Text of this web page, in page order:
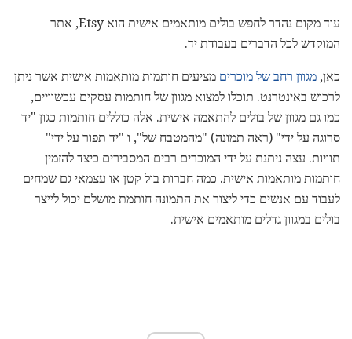
עוד מקום נהדר לחפש בולים מותאמים אישית הוא Etsy, אתר
המוקדש לכל הדברים בעבודת יד.
כאן, מגוון רחב של מוכרים מציעים חותמות מותאמות אישית אשר ניתן
לרכוש באינטרנט. תוכלו למצוא מגוון של חותמות עסקים עכשוויים,
כמו גם מגוון של בולים להתאמה אישית. אלה כוללים חותמות כגון "יד
סרוגה על ידי" (ראה תמונה) "מהמטבח של", ו "יד תפור על ידי"
תוויות. עצה ניתנת על ידי המוכרים רבים המסבירים כיצד להזמין
חותמות מותאמות אישית. כמה חברות בול קטן או עצמאי גם שמחים
לעבוד עם אנשים כדי ליצור את התמונה חותמת מושלם יכול לייצר
בולים במגוון גדלים מותאמים אישית.